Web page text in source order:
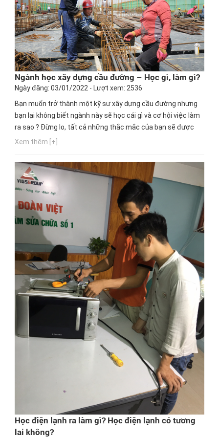
Ngành học xây dựng cầu đường – Học gì, làm gì?
Ngày đăng: 03/01/2022 - Lượt xem: 2536
Bạn muốn trở thành một kỹ sư xây dựng cầu đường nhưng
bạn lại không biết ngành này sẽ học cái gì và cơ hội việc làm
ra sao ? Đừng lo, tất cả những thắc mắc của bạn sẽ được
Hướng nghiệp GPO giải đáp trong bài viết dưới đây. Hãy cùng
Xem thêm [+]
Học điện lạnh ra làm gì? Học điện lạnh có tương
lai không?